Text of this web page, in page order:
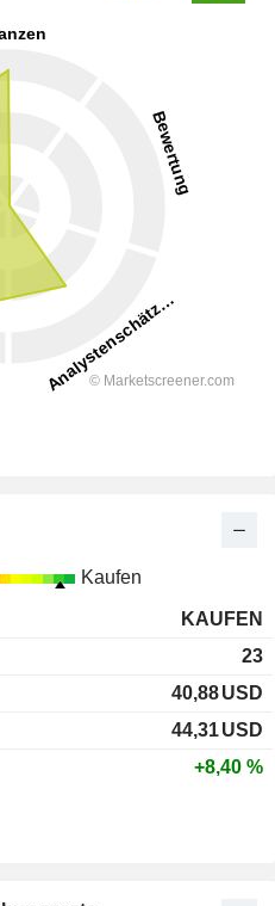
Kaufen
KAUFEN
23
40,88USD
44,31USD
+8,40 %